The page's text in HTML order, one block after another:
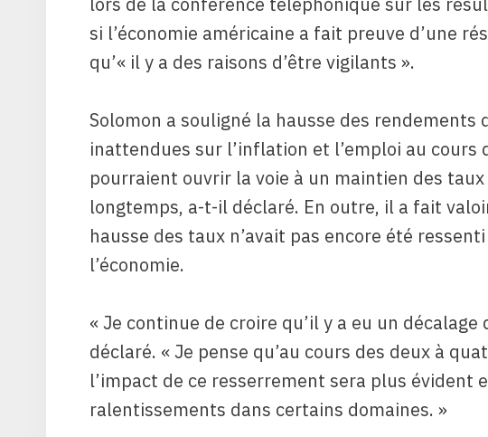
si l’économie américaine a fait preuve d’une
qu’« il y a des raisons d’être vigilants ».
Solomon a souligné la hausse des rendements
inattendues sur l’inflation et l’emploi au cours
pourraient ouvrir la voie à un maintien des
longtemps, a-t-il déclaré. En outre, il a fait
hausse des taux n’avait pas encore été
l’économie.
« Je continue de croire qu’il y a eu un
déclaré. « Je pense qu’au cours des deux à
l’impact de ce resserrement sera plus évident
ralentissements dans certains domaines. »